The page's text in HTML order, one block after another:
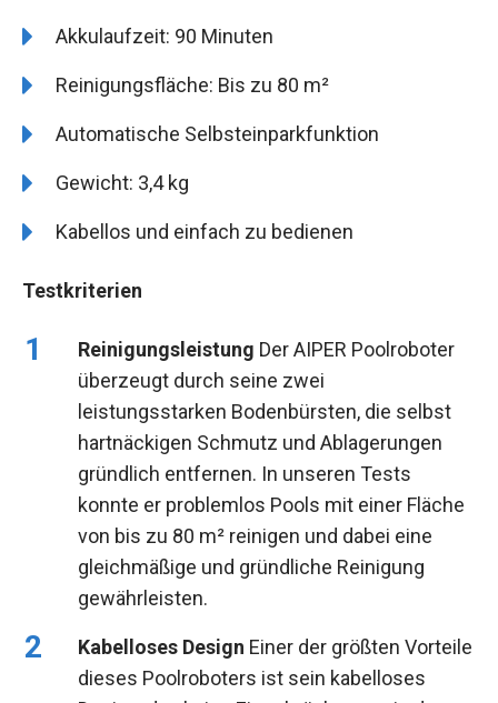
Akkulaufzeit: 90 Minuten
Reinigungsfläche: Bis zu 80 m²
Automatische Selbsteinparkfunktion
Gewicht: 3,4 kg
Kabellos und einfach zu bedienen
Testkriterien
Reinigungsleistung Der AIPER Poolroboter
überzeugt durch seine zwei
leistungsstarken Bodenbürsten, die selbst
hartnäckigen Schmutz und Ablagerungen
gründlich entfernen. In unseren Tests
konnte er problemlos Pools mit einer Fläche
von bis zu 80 m² reinigen und dabei eine
gleichmäßige und gründliche Reinigung
gewährleisten.
Kabelloses Design Einer der größten Vorteile
dieses Poolroboters ist sein kabelloses